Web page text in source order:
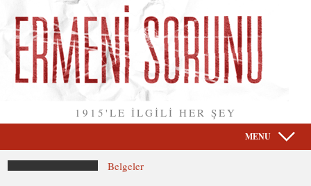
1915'LE İLGİLİ HER ŞEY
MENU
Belgeler